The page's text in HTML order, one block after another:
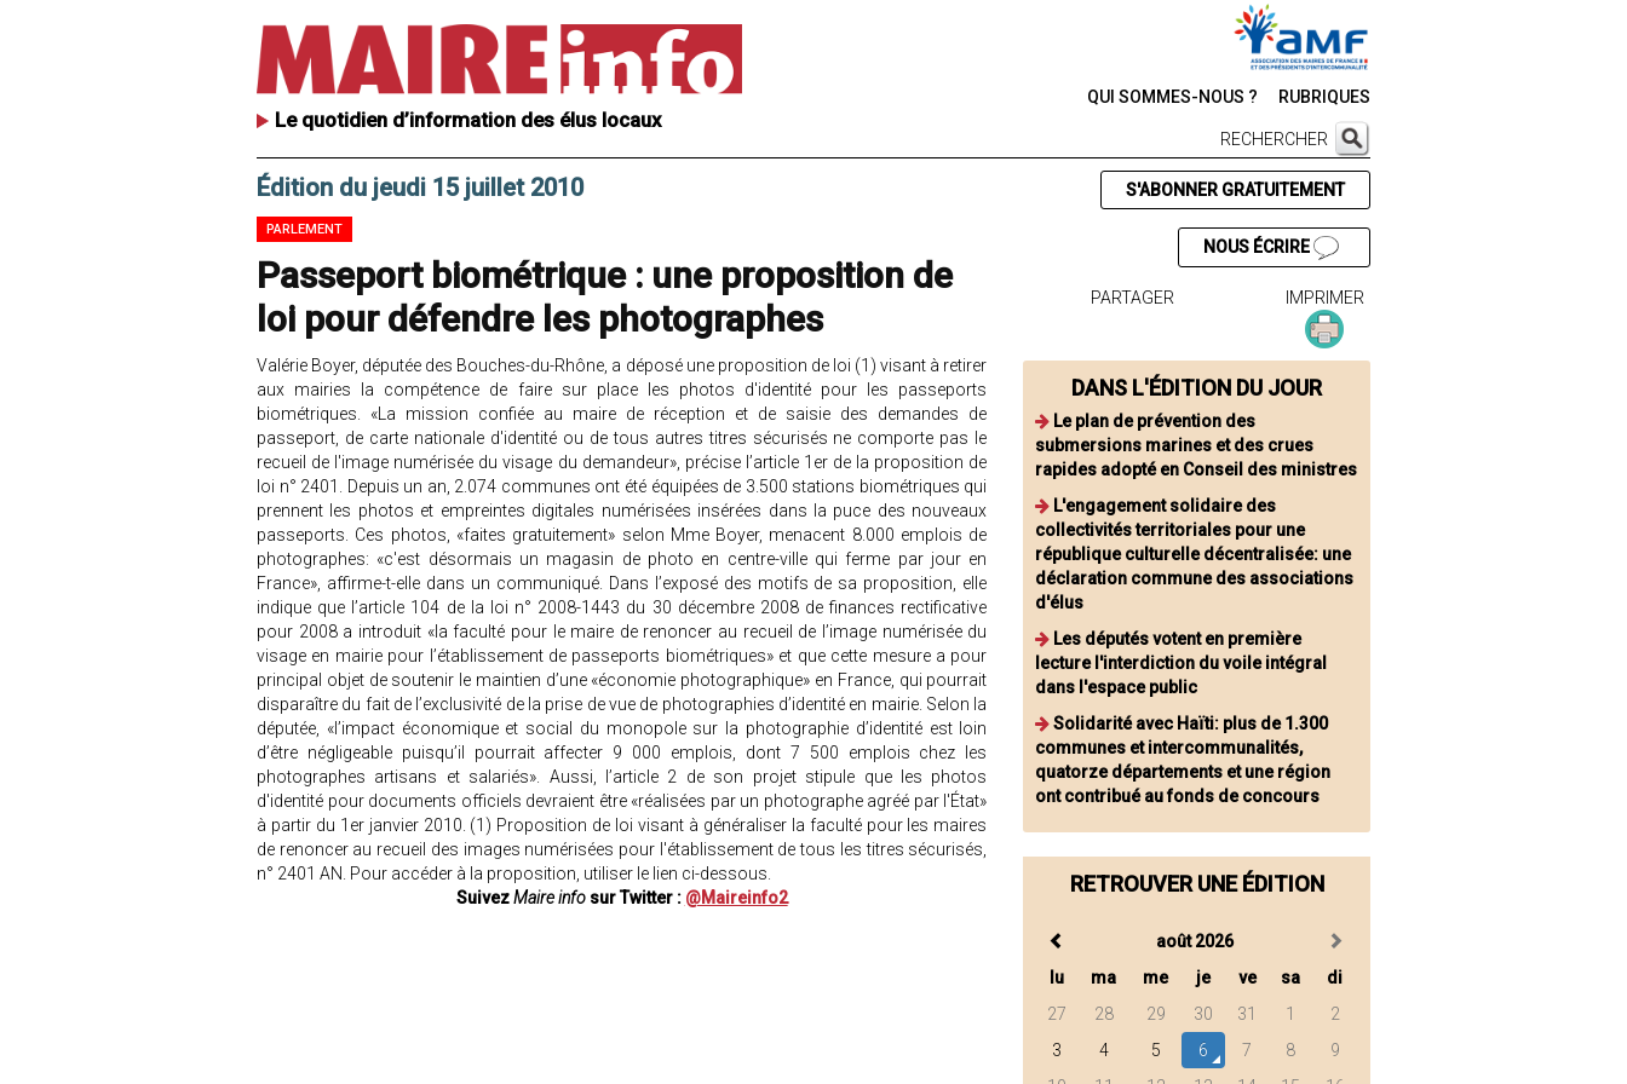
Le quotidien d’information des élus locaux
QUI SOMMES-NOUS ? RUBRIQUES
RECHERCHER
Édition du jeudi 15 juillet 2010
PARLEMENT
Passeport biométrique : une proposition de
loi pour défendre les photographes
Valérie Boyer, députée des Bouches-du-Rhône, a déposé une proposition de loi (1) visant à retirer
aux mairies la compétence de faire sur place les photos d'identité pour les passeports
biométriques. «La mission confiée au maire de réception et de saisie des demandes de
passeport, de carte nationale d'identité ou de tous autres titres sécurisés ne comporte pas le
recueil de l'image numérisée du visage du demandeur», précise l’article 1er de la proposition de
loi n° 2401. Depuis un an, 2.074 communes ont été équipées de 3.500 stations biométriques qui
prennent les photos et empreintes digitales numérisées insérées dans la puce des nouveaux
passeports. Ces photos, «faites gratuitement» selon Mme Boyer, menacent 8.000 emplois de
photographes: «c'est désormais un magasin de photo en centre-ville qui ferme par jour en
France», affirme-t-elle dans un communiqué. Dans l’exposé des motifs de sa proposition, elle
indique que l’article 104 de la loi n° 2008-1443 du 30 décembre 2008 de finances rectificative
pour 2008 a introduit «la faculté pour le maire de renoncer au recueil de l’image numérisée du
visage en mairie pour l’établissement de passeports biométriques» et que cette mesure a pour
principal objet de soutenir le maintien d’une «économie photographique» en France, qui pourrait
disparaître du fait de l’exclusivité de la prise de vue de photographies d’identité en mairie. Selon la
députée, «l’impact économique et social du monopole sur la photographie d’identité est loin
d’être négligeable puisqu’il pourrait affecter 9 000 emplois, dont 7 500 emplois chez les
photographes artisans et salariés». Aussi, l’article 2 de son projet stipule que les photos
d'identité pour documents officiels devraient être «réalisées par un photographe agréé par l'État»
à partir du 1er janvier 2010. (1) Proposition de loi visant à généraliser la faculté pour les maires
de renoncer au recueil des images numérisées pour l'établissement de tous les titres sécurisés,
n° 2401 AN. Pour accéder à la proposition, utiliser le lien ci-dessous.
SuivezMaire infosur Twitter : @Maireinfo2
S'ABONNER GRATUITEMENT
NOUS ÉCRIRE
PARTAGER IMPRIMER
DANS L'ÉDITION DU JOUR
Le plan de prévention des
submersions marines et des crues
rapides adopté en Conseil des ministres
L'engagement solidaire des
collectivités territoriales pour une
république culturelle décentralisée: une
déclaration commune des associations
d'élus
Les députés votent en première
lecture l'interdiction du voile intégral
dans l'espace public
Solidarité avec Haïti: plus de 1.300
communes et intercommunalités,
quatorze départements et une région
ont contribué au fonds de concours
RETROUVER UNE ÉDITION
août 2026
lu
ma me je ve sa
di
27
28 29 30 31 1
2
3
4 5 6 7 8
9